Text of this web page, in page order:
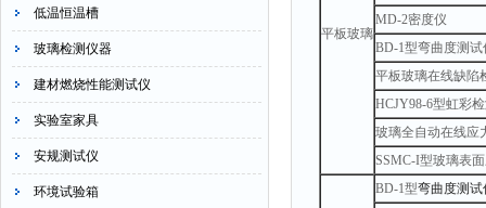
低温恒温槽
玻璃检测仪器
建材燃烧性能测试仪
实验室家具
安规测试仪
环境试验箱
平板玻璃
MD-2密度仪
BD-1型弯曲度测试
平板玻璃在线缺陷
HCJY98-6型虹彩
玻璃全自动在线应
SSMC-I型玻璃表
BD-1型弯曲度测试